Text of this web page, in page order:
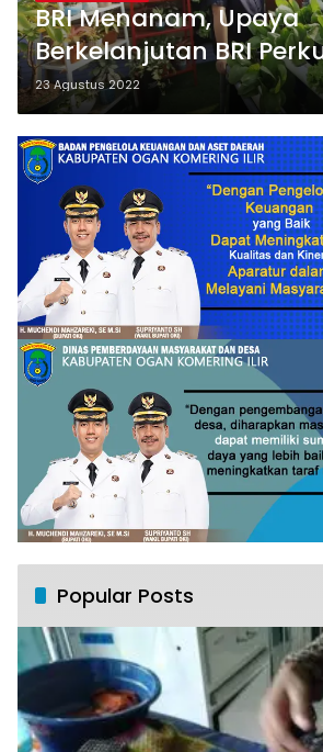
BRI Menanam, Upaya
Berkelanjutan BRI
Penerapan Prinsip ESG
23 Agustus 2022
Popular Posts